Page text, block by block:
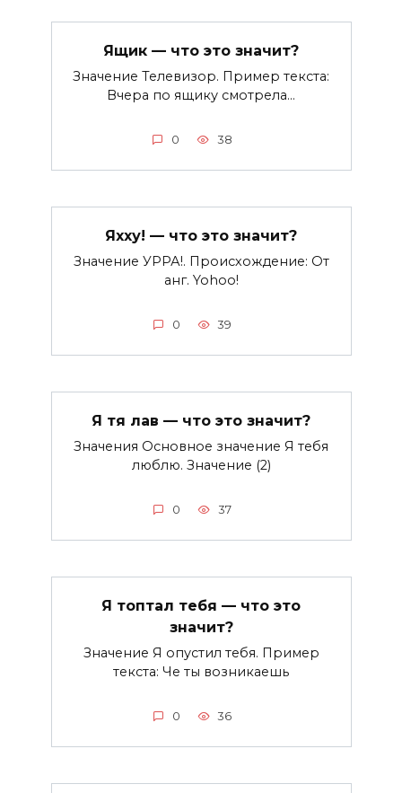
Ящик — что это значит?
Значение Телевизор. Пример текста:
Вчера по ящику смотрела…
0 38
Яхху! — что это значит?
Значение УРРА!. Происхождение: От
анг. Yohoo!
0 39
Я тя лав — что это значит?
Значения Основное значение Я тебя
люблю. Значение (2)
0 37
Я топтал тебя — что это
значит?
Значение Я опустил тебя. Пример
текста: Че ты возникаешь
0 36